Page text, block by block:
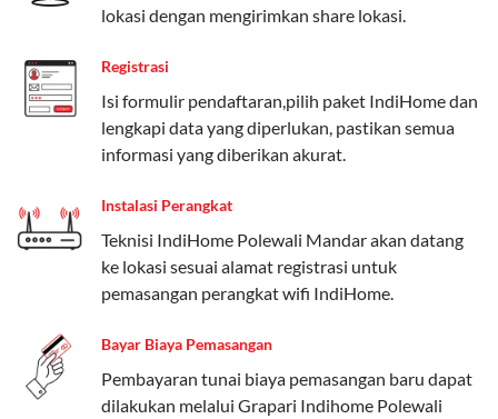
internet, komunikasi, atau hiburan.
Paket Easy cocok untuk kebutuhan dasar, Paket
Complete untuk yang menginginkan fitur lengkap,
dan Paket Dynamic IP untuk pengguna yang
memprioritaskan kecepatan internet tinggi.
Paket Telkomsel One dengan Kuota Keluarga
Salah satu fitur unggulan Telkomsel One adalah Paket
Kuota Keluarga. Dengan kuota hingga 30 GB, Anda
bisa membagikan internet kepada anggota keluarga
Berikut adalah detailnya:
Kuota Keluarga 30 GB
lokasi dengan mengirimkan share lokasi.
Registrasi
Isi formulir pendaftaran,pilih paket IndiHome dan
lengkapi data yang diperlukan, pastikan semua
informasi yang diberikan akurat.
Instalasi Perangkat
Teknisi IndiHome Polewali Mandar akan datang
ke lokasi sesuai alamat registrasi untuk
pemasangan perangkat wifi IndiHome.
Bayar Biaya Pemasangan
Pembayaran tunai biaya pemasangan baru dapat
dilakukan melalui Grapari Indihome Polewali